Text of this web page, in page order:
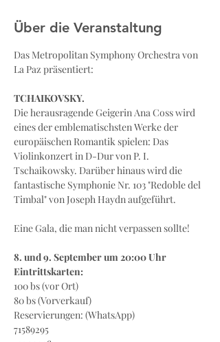
Über die Veranstaltung
Das Metropolitan Symphony Orchestra von
TCHAIKOVSKY.
Die herausragende Geigerin Ana Coss wird
eines der emblematischsten Werke der
europäischen Romantik spielen: Das
Violinkonzert in D-Dur von P. I.
Tschaikowsky. Darüber hinaus wird die
fantastische Symphonie Nr. 103 "Redoble del
Timbal" von Joseph Haydn aufgeführt.
Eine Gala, die man nicht verpassen sollte!
8. und 9. September um 20:00 Uhr
Eintrittskarten:
100 bs (vor Ort)
80 bs (Vorverkauf)
Reservierungen: (WhatsApp)
71589295